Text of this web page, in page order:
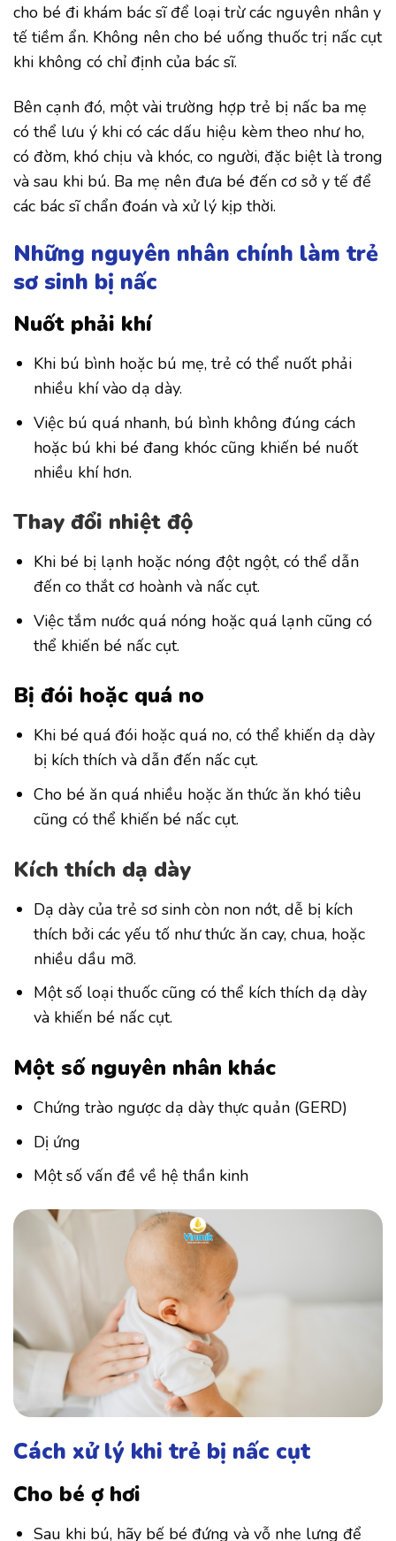
cho bé đi khám bác sĩ để loại trừ các nguyên nhân y
tế tiềm ẩn. Không nên cho bé uống thuốc trị nấc cụt
khi không có chỉ định của bác sĩ.
Bên cạnh đó, một vài trường hợp trẻ bị nấc ba mẹ
có thể lưu ý khi có các dấu hiệu kèm theo như ho,
có đờm, khó chịu và khóc, co người, đặc biệt là trong
và sau khi bú. Ba mẹ nên đưa bé đến cơ sở y tế để
các bác sĩ chẩn đoán và xử lý kịp thời.
Những nguyên nhân chính làm trẻ
sơ sinh bị nấc
Nuốt phải khí
Khi bú bình hoặc bú mẹ, trẻ có thể nuốt phải
nhiều khí vào dạ dày.
Việc bú quá nhanh, bú bình không đúng cách
hoặc bú khi bé đang khóc cũng khiến bé nuốt
nhiều khí hơn.
Thay đổi nhiệt độ
Khi bé bị lạnh hoặc nóng đột ngột, có thể dẫn
đến co thắt cơ hoành và nấc cụt.
Việc tắm nước quá nóng hoặc quá lạnh cũng có
thể khiến bé nấc cụt.
Bị đói hoặc quá no
Khi bé quá đói hoặc quá no, có thể khiến dạ dày
bị kích thích và dẫn đến nấc cụt.
Cho bé ăn quá nhiều hoặc ăn thức ăn khó tiêu
cũng có thể khiến bé nấc cụt.
Kích thích dạ dày
Dạ dày của trẻ sơ sinh còn non nớt, dễ bị kích
thích bởi các yếu tố như thức ăn cay, chua, hoặc
nhiều dầu mỡ.
Một số loại thuốc cũng có thể kích thích dạ dày
và khiến bé nấc cụt.
Một số nguyên nhân khác
Chứng trào ngược dạ dày thực quản (GERD)
Dị ứng
Một số vấn đề về hệ thần kinh
Cách xử lý khi trẻ bị nấc cụt
Cho bé ợ hơi
Sau khi bú, hãy bế bé đứng và vỗ nhẹ lưng để